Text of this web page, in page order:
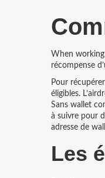
When
récompense
Pour
éligibles.
Sans wallet
à suivre pour
adresse de
Les